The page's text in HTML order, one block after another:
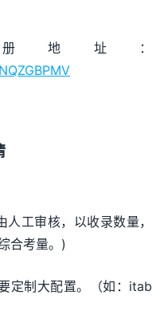
地址：
工审核，以收录数量，
合考量。)
定制大配置。（如：itab